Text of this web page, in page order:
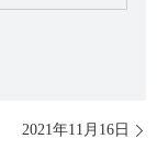
2021年11月16日